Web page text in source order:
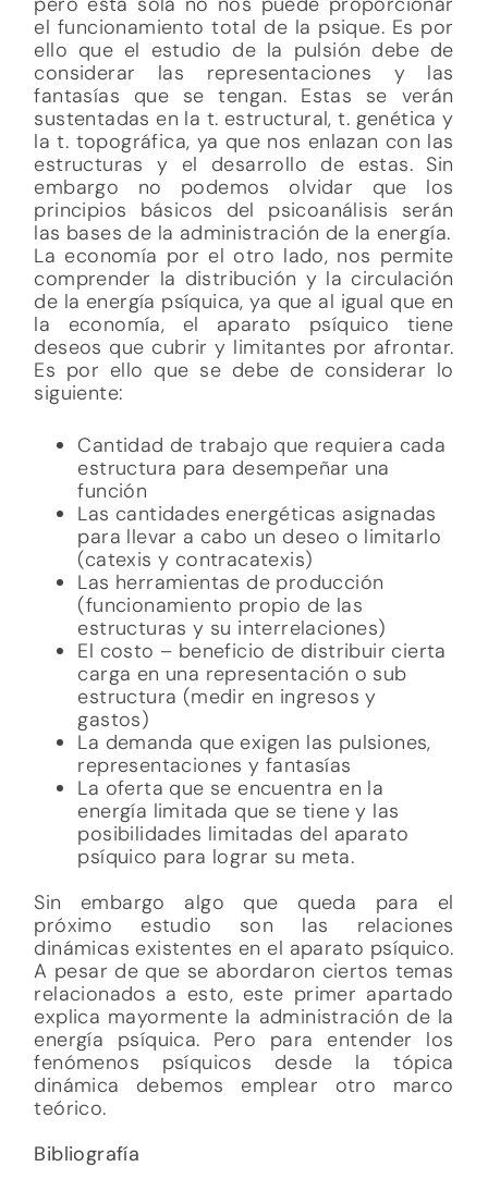
Cantidad de trabajo que requiera cada
estructura para desempeñar una
función
Las cantidades energéticas asignadas
para llevar a cabo un deseo o limitarlo
(catexis y contracatexis)
Las herramientas de producción
(funcionamiento propio de las
estructuras y su interrelaciones)
El costo – beneficio de distribuir cierta
carga en una representación o sub
estructura (medir en ingresos y
gastos)
La demanda que exigen las pulsiones,
representaciones y fantasías
La oferta que se encuentra en la
energía limitada que se tiene y las
posibilidades limitadas del aparato
Sin embargo algo que queda para el
próximo estudio son las relaciones
dinámicas existentes en el aparato psíquico.
A pesar de que se abordaron ciertos temas
relacionados a esto, este primer apartado
explica mayormente la administración de la
energía psíquica. Pero para entender los
fenómenos psíquicos desde la tópica
dinámica debemos emplear otro marco
teórico.
Bibliografía
La Planche, J. &Pontalis, J. (1996).
Diccionario de psicoanálisis. Argentina:
Paidós., págs. 49 – 55, 80, 93 – 98, 100,
116, 139, 159, 190, 205, 259, 307, 325 –
347, 367 – 375, 411, 453
Parkin, M. (2016). Economía. México:
Pearson., págs. 1 – 82
Imagen: freeimages.com / Dora Mitsonia
El contenido de los artículos publicados en
este sitio son responsabilidad de sus
autores y no representan necesariamente la
postura de la Sociedad Psicoanalítica de
México. Las imágenes se utilizan solamente
de manera ilustrativa.
Comparte este artículo: